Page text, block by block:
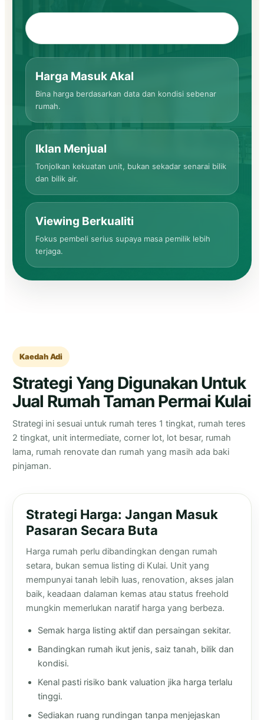
Harga Masuk Akal
Bina harga berdasarkan data dan kondisi sebenar
rumah.
Iklan Menjual
Tonjolkan kekuatan unit, bukan sekadar senarai bilik
dan bilik air.
Viewing Berkualiti
Fokus pembeli serius supaya masa pemilik lebih
terjaga.
Kaedah Adi
Strategi Yang Digunakan Untuk
Jual Rumah Taman Permai Kulai
Strategi ini sesuai untuk rumah teres 1 tingkat, rumah teres
2 tingkat, unit intermediate, corner lot, lot besar, rumah
lama, rumah renovate dan rumah yang masih ada baki
pinjaman.
Strategi Harga: Jangan Masuk
Pasaran Secara Buta
Harga rumah perlu dibandingkan dengan rumah
setara, bukan semua listing di Kulai. Unit yang
mempunyai tanah lebih luas, renovation, akses jalan
baik, keadaan dalaman kemas atau status freehold
mungkin memerlukan naratif harga yang berbeza.
Semak harga listing aktif dan persaingan sekitar.
Bandingkan rumah ikut jenis, saiz tanah, bilik dan
kondisi.
Kenal pasti risiko bank valuation jika harga terlalu
tinggi.
Sediakan ruang rundingan tanpa menjejaskan